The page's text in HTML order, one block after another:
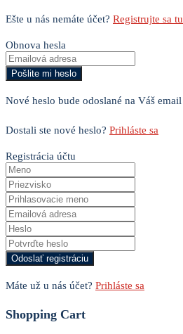
Ešte u nás nemáte účet? Registrujte sa tu
Obnova hesla
Nové heslo bude odoslané na Váš email
Dostali ste nové heslo? Prihláste sa
Registrácia účtu
Máte už u nás účet? Prihláste sa
Shopping Cart